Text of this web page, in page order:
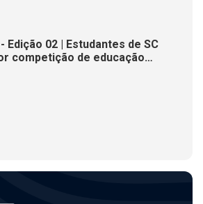
Edição 02 | Estudantes de SC
competição de educação
(7)